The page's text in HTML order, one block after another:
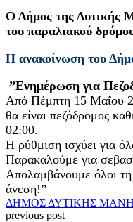
Ο Δήμος της Δυτικής
του παραλιακού
Η ανακοίνωση του
”Ενημέρωση για
Από Πέμπτη 15 Μαΐου
θα είναι πεζόδρομος
02:00.
Η ρύθμιση ισχύει για
Παρακαλούμε για
Απολαμβάνουμε όλοι
άνεση!”
ΔΗΜΟΣ ΔΥΤΙΚΗΣ
previous post